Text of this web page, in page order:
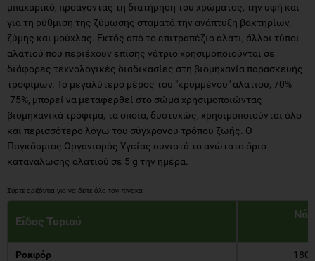
μπαχαρικό, προάγοντας τη διατήρηση του χρώματος, την υφή και
για τη ρύθμιση της ζύμωσης σταματά την ανάπτυξη βακτηρίων,
ζύμης και μούχλας. Εκτός από το επιτραπέζιο αλάτι, άλλοι τύποι
αλατιού που περιέχουν επίσης νάτριο χρησιμοποιούνται σε
διάφορες τεχνολογικές διαδικασίες στη βιομηχανία παρασκευής
τροφίμων. Το μεγαλύτερο μέρος του "κρυμμένου" αλατιού, 70%
-75%, μπορεί να μεταφερθεί στο σώμα χρησιμοποιώντας
βιομηχανικά τρόφιμα, τα οποία, δυστυχώς, χρησιμοποιούνται όλο
και περισσότερο λόγω του σύγχρονου τρόπου ζωής. Ο
Παγκόσμιος Οργανισμός Υγείας συνιστά το ανώτατο όριο
κατανάλωσης αλατιού σε 5 g την ημέρα.
Είδος Τυριού
Ροκφόρ